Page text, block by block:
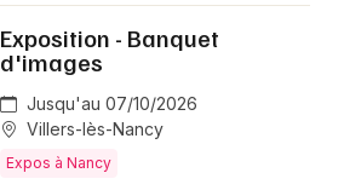
Exposition - Banquet
d'images
Jusqu'au 07/10/2026
Villers-lès-Nancy
Expos à Nancy